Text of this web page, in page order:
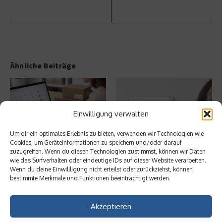
Einwilligung verwalten
Um dir ein optimales Erlebnis zu bieten, verwenden wir Technologien wie
Cookies, um Geräteinformationen zu speichern und/oder darauf
zuzugreifen. Wenn du diesen Technologien zustimmst, können wir Daten
wie das Surfverhalten oder eindeutige IDs auf dieser Website verarbeiten.
Wenn du deine Einwillligung nicht erteilst oder zurückziehst, können
bestimmte Merkmale und Funktionen beeinträchtigt werden.
Akzeptieren
Ähnliche Beiträge
Ist Fulfillment noch ein
praktikables Geschäftsmodell?
30. Mai 2026
Welche Auswirkungen haben
GEO-Techniken auf SEO?
26. Mai 2026